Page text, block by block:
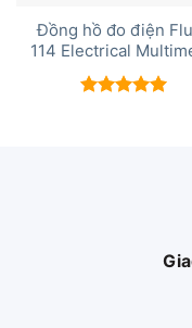
Đồng hồ đo điện
114 Electrical